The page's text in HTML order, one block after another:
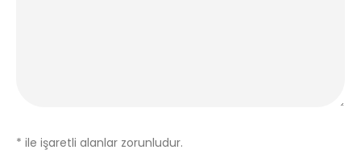
* ile işaretli alanlar zorunludur.